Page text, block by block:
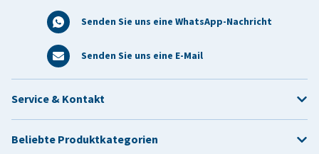
Senden Sie uns eine WhatsApp-Nachricht
Senden Sie uns eine E-Mail
Service & Kontakt
Beliebte Produktkategorien